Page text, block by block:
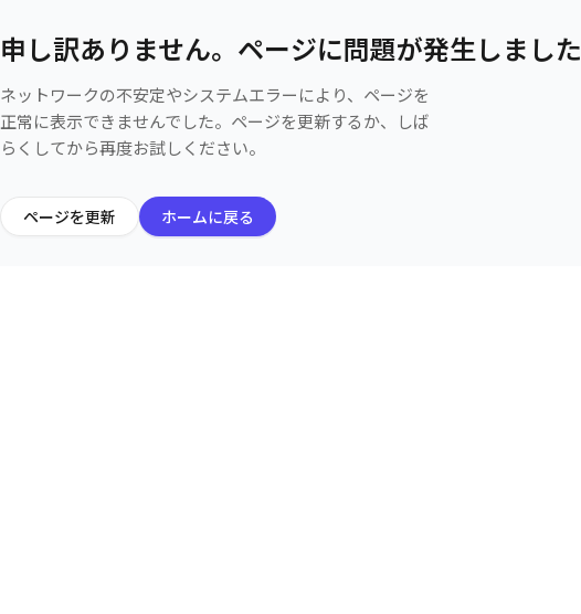
申し訳ありません。ページに問題が発生しました
ネットワークの不安定やシステムエラーにより、ページを
正常に表示できませんでした。ページを更新するか、しば
らくしてから再度お試しください。
ページを更新 ホームに戻る